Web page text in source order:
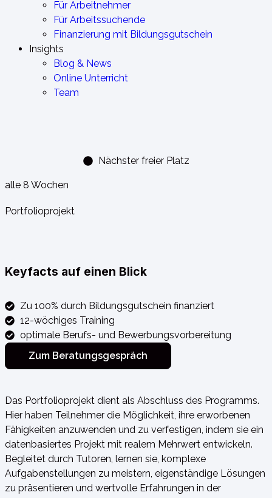
Für Arbeitnehmer
Für Arbeitssuchende
Finanzierung mit Bildungsgutschein
Insights
Blog & News
Online Unterricht
Team
Nächster freier Platz
alle 8 Wochen
Portfolioprojekt
Keyfacts auf einen Blick
Zu 100% durch Bildungsgutschein finanziert
12-wöchiges Training
optimale Berufs- und Bewerbungsvorbereitung
Zum Beratungsgespräch
Das Portfolioprojekt dient als Abschluss des Programms.
Hier haben Teilnehmer die Möglichkeit, ihre erworbenen
Fähigkeiten anzuwenden und zu verfestigen, indem sie ein
datenbasiertes Projekt mit realem Mehrwert entwickeln.
Begleitet durch Tutoren, lernen sie, komplexe
Aufgabenstellungen zu meistern, eigenständige Lösungen
zu präsentieren und wertvolle Erfahrungen in der